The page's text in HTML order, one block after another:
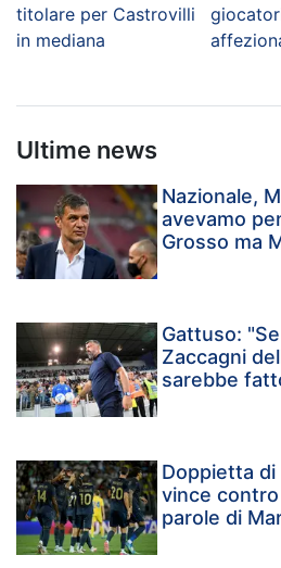
titolare per Castrovilli
in mediana
Ultime news
Nazionale,
avevamo
Grosso ma
Gattuso:
Zaccagni
sarebbe
Doppietta di
vince
parole di